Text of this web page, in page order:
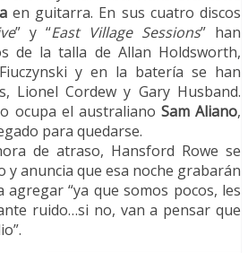
en guitarra. En sus cuatro discos
” y “East Village Sessions” han
de la talla de Allan Holdsworth,
y en la batería se han
Lionel Cordew y Gary Husband.
ocupa el australiano Sam Aliano,
para quedarse.
de atraso, Hansford Rowe se
y anuncia que esa noche grabarán
agregar “ya que somos pocos, les
ruido…si no, van a pensar que